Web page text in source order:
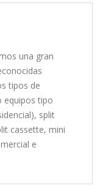
una gran
tipos de
equipos tipo
split
cassette, mini
e